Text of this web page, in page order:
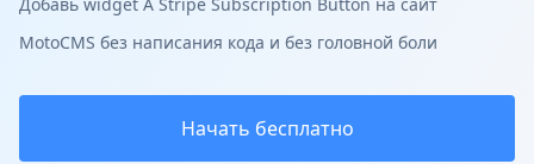
MotoCMS без написания кода и без головной боли
Начать бесплатно